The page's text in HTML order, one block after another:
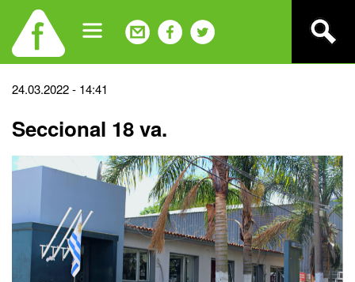
navigation
Back
top
24.03.2022 - 14:41
Seccional 18 va.